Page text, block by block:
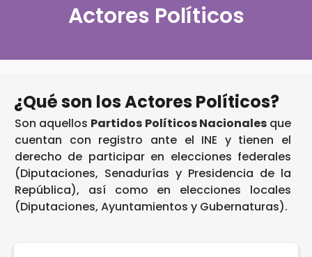
Actores Políticos
¿Qué son los Actores Políticos?
Son aquellos Partidos Políticos Nacionalesque
cuentan con registro ante el INE y tienen el
derecho de participar en elecciones federales
(Diputaciones, Senadurías y Presidencia de la
República), así como en elecciones locales
(Diputaciones, Ayuntamientos y Gubernaturas).